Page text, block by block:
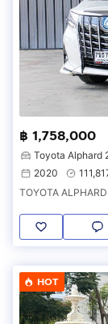
฿ 1,758,000
Toyota Alphard
2020
HOT